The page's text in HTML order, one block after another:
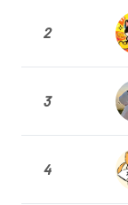
2
3
4